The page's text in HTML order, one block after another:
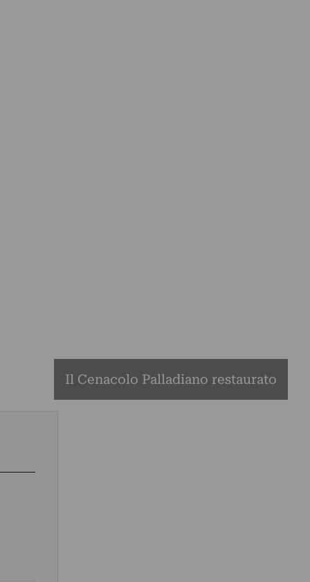
Il Cenacolo Palladiano restaurato